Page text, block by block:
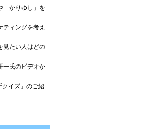
「かりゆし」を
ィングを考え
見たい人はどの
一氏のビデオか
クイズ」のご紹